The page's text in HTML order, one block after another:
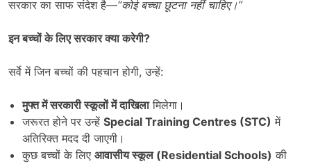
सरकार का साफ संदेश है—“कोई बच्चा छूटना नहीं चाहिए।”
इन बच्चों के लिए सरकार क्या करेगी?
सर्वे में जिन बच्चों की पहचान होगी, उन्हें:
मुफ्त में सरकारी स्कूलों में दाखिलामिलेगा।
जरूरत होने पर उन्हें Special Training Centres (STC) में
अतिरिक्त मदद दी जाएगी।
कुछ बच्चों के लिए आवासीय स्कूल (Residential Schools) की